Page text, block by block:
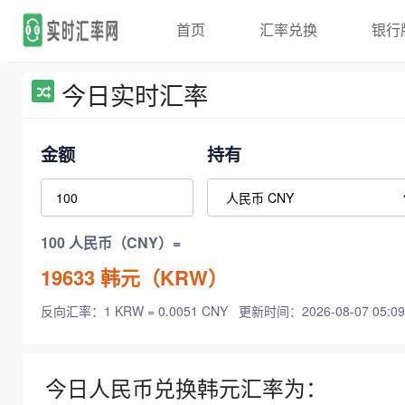
首页 汇率兑换 银行
今日实时汇率
金额 持有
100 人民币（CNY）=
19633韩元（KRW）
反向汇率：1 KRW = 0.0051 CNY 更新时间：2026-08-07
今日人民币兑换韩元汇率为：